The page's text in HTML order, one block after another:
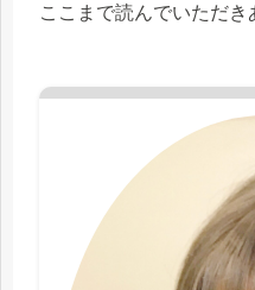
ここまで読んでいただき